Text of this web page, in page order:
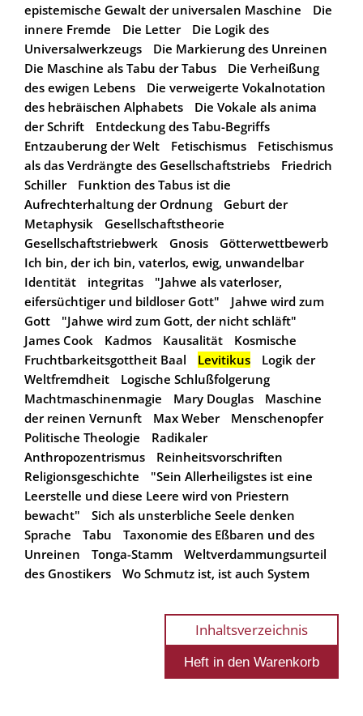
epistemische Gewalt der universalen Maschine
Die
innere Fremde
Die Letter
Die Logik des
Universalwerkzeugs
Die Markierung des Unreinen
Die Maschine als Tabu der Tabus
Die Verheißung
des ewigen Lebens
Die verweigerte Vokalnotation
des hebräischen Alphabets
Die Vokale als anima
der Schrift
Entdeckung des Tabu-Begriffs
Entzauberung der Welt
Fetischismus
Fetischismus
als das Verdrängte des Gesellschaftstriebs
Friedrich
Schiller
Funktion des Tabus ist die
Aufrechterhaltung der Ordnung
Geburt der
Metaphysik
Gesellschaftstheorie
Gesellschaftstriebwerk
Gnosis
Götterwettbewerb
Ich bin, der ich bin, vaterlos, ewig, unwandelbar
Identität
integritas
"Jahwe als vaterloser,
eifersüchtiger und bildloser Gott"
Jahwe wird zum
Gott
"Jahwe wird zum Gott, der nicht schläft"
James Cook
Kadmos Kausalität
Kosmische
Fruchtbarkeitsgottheit Baal
Levitikus
Logik der
Weltfremdheit
Logische Schlußfolgerung
Machtmaschinenmagie
Mary Douglas
Maschine
der reinen Vernunft
Max Weber
Menschenopfer
Politische Theologie
Radikaler
Anthropozentrismus
Reinheitsvorschriften
Religionsgeschichte
"Sein Allerheiligstes ist eine
Leerstelle und diese Leere wird von Priestern
bewacht"
Sich als unsterbliche Seele denken
Sprache
Tabu
Taxonomie des Eßbaren und des
Unreinen
Tonga-Stamm
Weltverdammungsurteil
des Gnostikers
Wo Schmutz ist, ist auch System
Inhaltsverzeichnis